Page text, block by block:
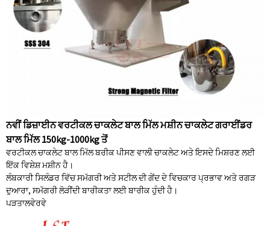
ਨਵੀਂ ਡਿਜ਼ਾਈਨ ਵਰਟੀਕਲ ਚਾਕਲੇਟ ਬਾਲ ਮਿੱਲ ਮਸ਼ੀਨ ਚਾਕਲੇਟ ਗਰਾਈਂਡਰ
ਬਾਲ ਮਿੱਲ 150kg-1000kg ਤੋਂ
ਵਰਟੀਕਲ ਚਾਕਲੇਟ ਬਾਲ ਮਿੱਲ ਬਰੀਕ ਪੀਸਣ ਵਾਲੀ ਚਾਕਲੇਟ ਅਤੇ ਇਸਦੇ ਮਿਸ਼ਰਣ ਲਈ
ਇੱਕ ਵਿਸ਼ੇਸ਼ ਮਸ਼ੀਨ ਹੈ।
ਲੰਬਕਾਰੀ ਸਿਲੰਡਰ ਵਿੱਚ ਸਮੱਗਰੀ ਅਤੇ ਸਟੀਲ ਦੀ ਗੇਂਦ ਦੇ ਵਿਚਕਾਰ ਪ੍ਰਭਾਵ ਅਤੇ ਰਗੜ
ਦੁਆਰਾ, ਸਮੱਗਰੀ ਲੋੜੀਂਦੀ ਬਾਰੀਕਤਾ ਲਈ ਬਾਰੀਕ ਹੁੰਦੀ ਹੈ।
ਪੜਤਾਲਵੇਰਵੇ